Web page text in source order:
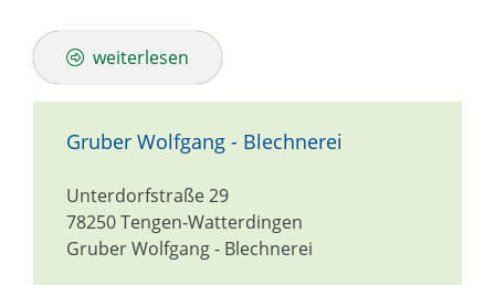
weiterlesen
Gruber Wolfgang - Blechnerei
Gruber Wolfgang - Blechnerei
Unterdorfstraße 29
78250Tengen-Watterdingen